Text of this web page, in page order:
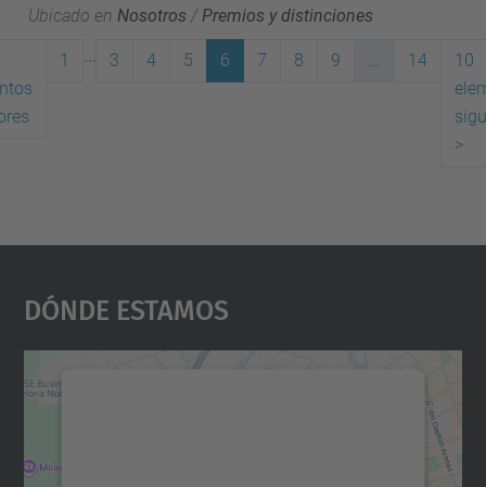
Ubicado en Nosotros /Premios y distinciones
1 3 4 5 6 7 8 9 ... 14
10
>
Dónde Estamos